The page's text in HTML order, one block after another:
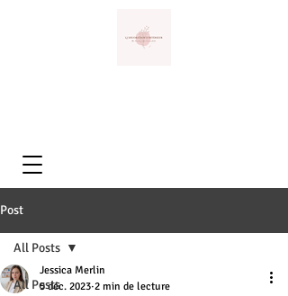
Post
All Posts
All Posts
Jessica Merlin
5 déc. 2023 2 min de lecture